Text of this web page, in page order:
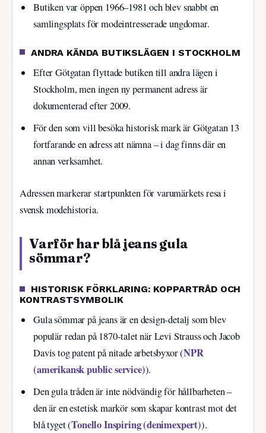
Butiken var öppen 1966–1981 och blev snabbt en
samlingsplats för modeintresserade ungdomar.
ANDRA KÄNDA BUTIKSLÄGEN I STOCKHOLM
Efter Götgatan flyttade butiken till andra lägen i
Stockholm, men ingen ny permanent adress är
dokumenterad efter 2009.
För den som vill besöka historisk mark är Götgatan 13
fortfarande en adress att nämna – i dag finns där en
annan verksamhet.
Adressen markerar startpunkten för varumärkets resa i
svensk modehistoria.
Varför har blå jeans gula
sömmar?
HISTORISK FÖRKLARING: KOPPARTRÅD OCH
KONTRASTSYMBOLIK
Gula sömmar på jeans är en design-detalj som blev
populär redan på 1870-talet när Levi Strauss och Jacob
Davis tog patent på nitade arbetsbyxor (NPR
(amerikansk public service)).
Den gula tråden är inte nödvändig för hållbarheten –
den är en estetisk markör som skapar kontrast mot det
blå tyget (Tonello Inspiring (denimexpert)).